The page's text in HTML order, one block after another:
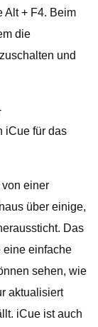
Alt + F4. Beim
die
und
iCue für das
einer
über einige,
Das
eine einfache
sehen, wie
aktualisiert
iCue ist auch